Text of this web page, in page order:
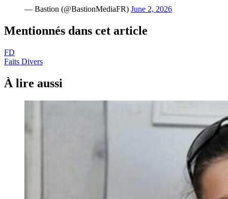
— Bastion (@BastionMediaFR) June 2, 2026
Mentionnés dans cet article
FD
Faits Divers
À lire aussi